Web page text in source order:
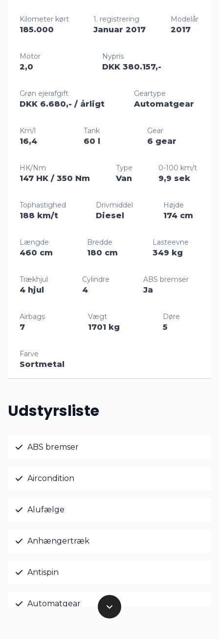
Kilometer kørt
185.000
1. registrering
Januar 2017
Modelår
2017
Motor
2,0
Nypris
DKK 380.157,-
Grøn ejerafgift
DKK 6.680,- / årligt
Geartype
Automatgear
Km/l
16,4
Tank
60 l
Gear
6 gear
HK/Nm
147 HK / 350 Nm
Type
Van
0-100 km/t
9,9 sek
Tophastighed
188 km/t
Drivmiddel
Diesel
Højde
174 cm
Længde
460 cm
Bredde
180 cm
Lasteevne
349 kg
Trækhjul
4 hjul
Cylindre
4
ABS bremser
Ja
Airbags
7
Vægt
1701 kg
Døre
5
Farve
Sortmetal
Udstyrsliste
ABS bremser
Aircondition
Alufælge
Anhængertræk
Antispin
Automatgear